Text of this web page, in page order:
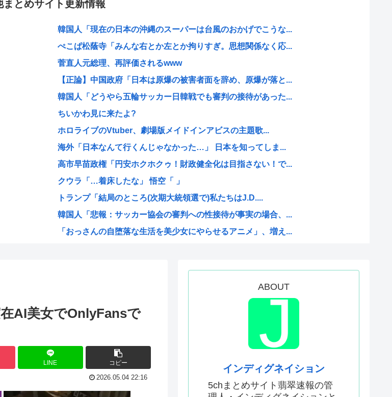
まとめサイト更新情報
韓国人「現在の日本の沖縄のスーパーは台風のおかげでこうな...
ぺこぱ松蔭寺「みんな右とか左とか拘りすぎ。思想関係なく応...
菅直人元総理、再評価されるwww
【正論】中国政府「日本は原爆の被害者面を辞め、原爆が落と...
韓国人「どうやら五輪サッカー日韓戦でも審判の接待があった...
ちいかわ見に来たよ?
ホロライブのVtuber、劇場版メイドインアビスの主題歌...
海外「日本なんて行くんじゃなかった…」 日本を知ってしま...
高市早苗政権「円安ホクホクゥ！財政健全化は目指さない！で...
クウラ「…着床したな」 悟空「 」
トランプ「結局のところ(次期大統領選で)私たちはJ.D....
韓国人「悲報：サッカー協会の審判への性接待が事実の場合、...
「おっさんの自堕落な生活を美少女にやらせるアニメ」、増え...
韓国人「竹田恒泰とか36親等を養子に迎えるなら天皇の血を...
韓国サッカー協会、外国人審判員数十人に性的接待。羨ま死刑
韓国人「韓国サッカー協会が行った国際試合の性的接待の全容...
【超画像 】週刊少年ジャンプ、世代交代に失敗
外国人「2002年W杯は?」韓国サッカーに衝撃的不祥事！...
海外「日本なんて行くんじゃなかった…」 日本を知ってしま...
AI美女でOnlyFansで
LINE コピー
2026.05.04 22:16
ABOUT
インディグネイション
5chまとめサイト翡翠速報の管